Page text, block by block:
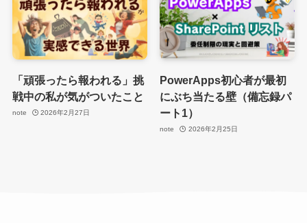
「頑張ったら報われる」挑
戦中の私が気がついたこと
note 2026年2月27日
PowerApps初心者が最初
にぶち当たる壁（備忘録パ
ート1）
note 2026年2月25日